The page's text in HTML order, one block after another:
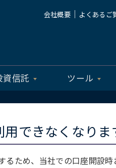
会社概要 よくあるご
資信託 ツール
できなくなりま
ため、当社での口座開設